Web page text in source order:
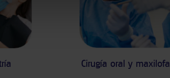
Cirugía oral y